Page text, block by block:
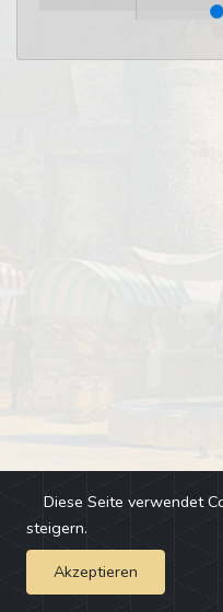
Impressum - Changelog
Diese Seite verwendet
steigern.
Akzeptieren